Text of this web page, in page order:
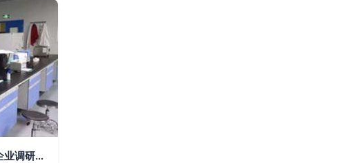
精准服务促发展 峨眉山市场监管局深化企业调研与市场调查服务纪实